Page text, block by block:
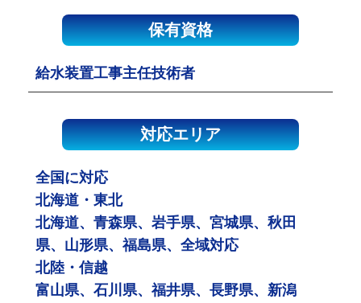
保有資格
給水装置工事主任技術者
対応エリア
全国に対応
北海道・東北
北海道、青森県、岩手県、宮城県、秋田
県、山形県、福島県、全域対応
北陸・信越
富山県、石川県、福井県、長野県、新潟